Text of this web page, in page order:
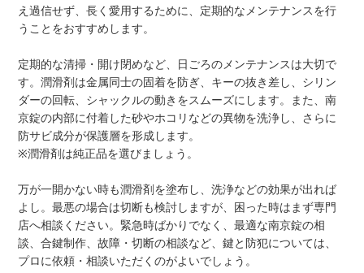
え過信せず、長く愛用するために、定期的なメンテナンスを行
うことをおすすめします。
定期的な清掃・開け閉めなど、日ごろのメンテナンスは大切で
す。潤滑剤は金属同士の固着を防ぎ、キーの抜き差し、シリン
ダーの回転、シャックルの動きをスムーズにします。また、南
京錠の内部に付着した砂やホコリなどの異物を洗浄し、さらに
防サビ成分が保護層を形成します。
※潤滑剤は純正品を選びましょう。
万が一開かない時も潤滑剤を塗布し、洗浄などの効果が出れば
よし。最悪の場合は切断も検討しますが、困った時はまず専門
店へ相談ください。緊急時ばかりでなく、最適な南京錠の相
談、合鍵制作、故障・切断の相談など、鍵と防犯については、
プロに依頼・相談いただくのがよいでしょう。